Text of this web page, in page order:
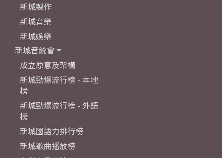
新城製作
新城音樂
新城娛樂
新城音統會
成立原意及架構
新城勁爆流行榜 - 本地
榜
新城勁爆流行榜 - 外語
榜
新城國語力排行榜
新城歌曲播放榜